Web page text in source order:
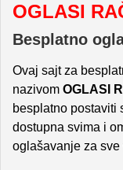
OGLASI
Besplatno
Ovaj sajt za
nazivom OGLASI
besplatno postaviti
dostupna svima i
oglašavanje za